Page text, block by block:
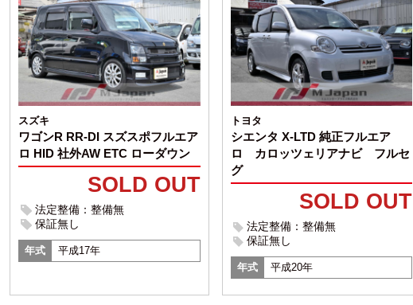
スズキ
ワゴンR RR-DI スズスポフルエア
ロ HID 社外AW ETC ローダウン
SOLD OUT
法定整備：整備無
保証無し
年式 平成17年
トヨタ
シエンタ X-LTD 純正フルエア
ロ カロッツェリアナビ フルセ
グ
SOLD OUT
法定整備：整備無
保証無し
年式 平成20年